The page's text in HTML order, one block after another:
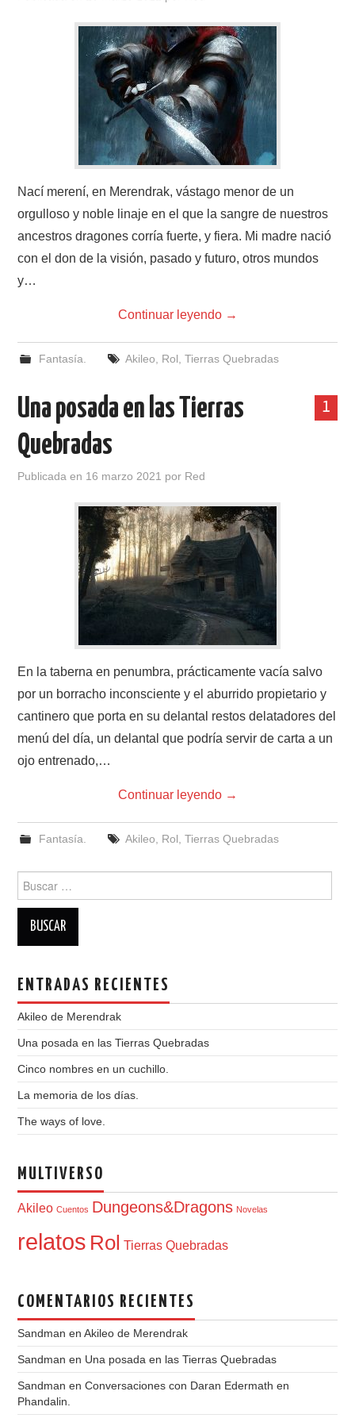
NOVELAS
Nací merení, en Merendrak, vástago menor de un
orgulloso y noble linaje en el que la sangre de nuestros
ancestros dragones corría fuerte, y fiera. Mi madre nació
con el don de la visión, pasado y futuro, otros mundos
y…
Continuar leyendo →
Fantasía. Akileo Rol Tierras Quebradas
1
Una posada en las Tierras
Quebradas
Publicada en 16 marzo 2021 por Red
En la taberna en penumbra, prácticamente vacía salvo
por un borracho inconsciente y el aburrido propietario y
cantinero que porta en su delantal restos delatadores del
menú del día, un delantal que podría servir de carta a un
ojo entrenado,…
Continuar leyendo →
Fantasía. Akileo Rol Tierras Quebradas
ENTRADAS RECIENTES
Akileo de Merendrak
Una posada en las Tierras Quebradas
Cinco nombres en un cuchillo.
La memoria de los días.
The ways of love.
MULTIVERSO
Akileo Cuentos Dungeons&Dragons Novelas
relatos Rol Tierras Quebradas
COMENTARIOS RECIENTES
Sandman enAkileo de Merendrak
Sandman en Una posada en las Tierras Quebradas
Sandman enConversaciones con Daran Edermath en
Phandalin.